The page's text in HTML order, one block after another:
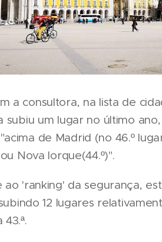
a consultora, na lista de
subiu um lugar no último
de Madrid (no 46.º
Nova Iorque(44.º)".
ao 'ranking' da segurança,
12 lugares